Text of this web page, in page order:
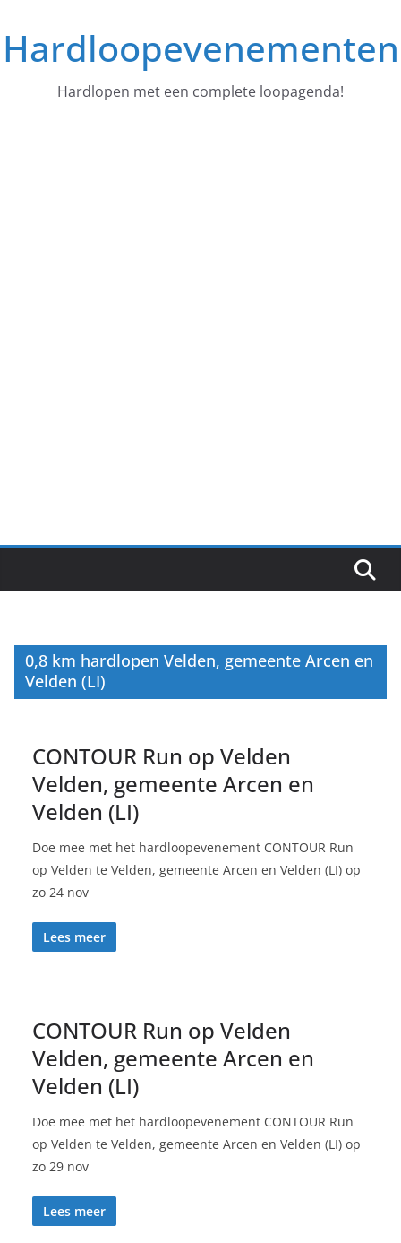
naar
deHardloopevenementen
Hardlopen met een complete loopagenda!
0,8 km hardlopen Velden, gemeente Arcen en
Velden (LI)
CONTOUR Run op Velden
Velden, gemeente Arcen en
Velden (LI)
Doe mee met het hardloopevenement CONTOUR Run
op Velden te Velden, gemeente Arcen en Velden (LI) op
zo 24 nov
Lees meer
CONTOUR Run op Velden
Velden, gemeente Arcen en
Velden (LI)
Doe mee met het hardloopevenement CONTOUR Run
op Velden te Velden, gemeente Arcen en Velden (LI) op
zo 29 nov
Lees meer